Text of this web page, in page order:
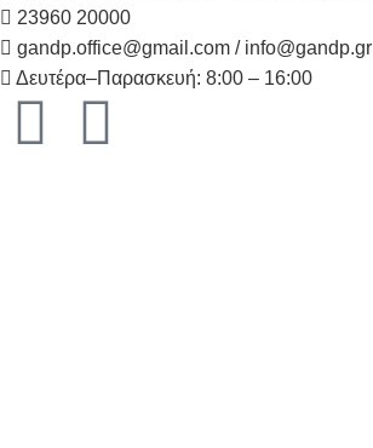
23960 20000
gandp.office@gmail.com / info@gandp.gr
Δευτέρα–Παρασκευή: 8:00 – 16:00